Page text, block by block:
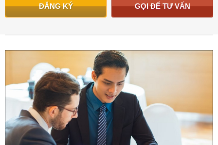
ĐĂNG KÝ GỌI ĐỂ TƯ VẤN